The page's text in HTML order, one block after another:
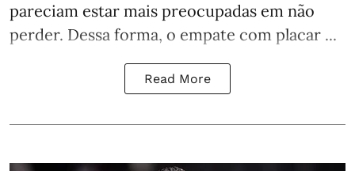
pareciam estar mais preocupadas em não
perder. Dessa forma, o empate com placar ...
Read More